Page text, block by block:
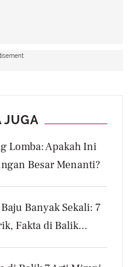
JUGA
Lomba: Apakah Ini
Besar Menanti?
Banyak Sekali: 7
Fakta di Balik...